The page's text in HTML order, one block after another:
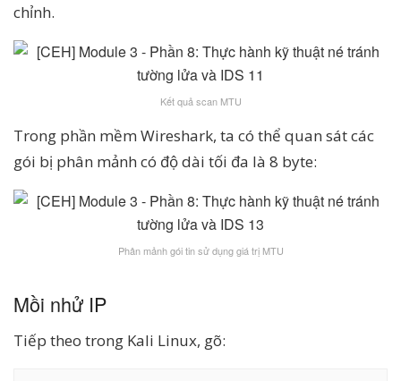
chỉnh.
Kết quả scan MTU
Trong phần mềm Wireshark, ta có thể quan sát các
gói bị phân mảnh có độ dài tối đa là 8 byte:
Phân mảnh gói tin sử dụng giá trị MTU
Mồi nhử IP
Tiếp theo trong Kali Linux, gõ: